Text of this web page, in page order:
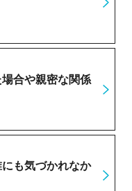
合や親密な関係
も気づかれなか